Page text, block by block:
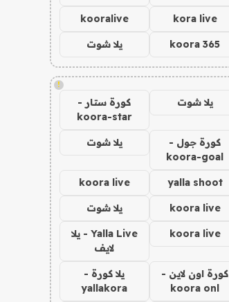
kora live
kooralive
koora 365 يلا شوت
!
يلا شوت
كورة ستار -
koora-star
كورة جول -
koora-goal
يلا شوت
yalla shoot
koora live
koora live يلا شوت
koora live
Yalla Live - يلا
لايف
كورة اون لاين -
koora onl
يلا كورة -
yallakora